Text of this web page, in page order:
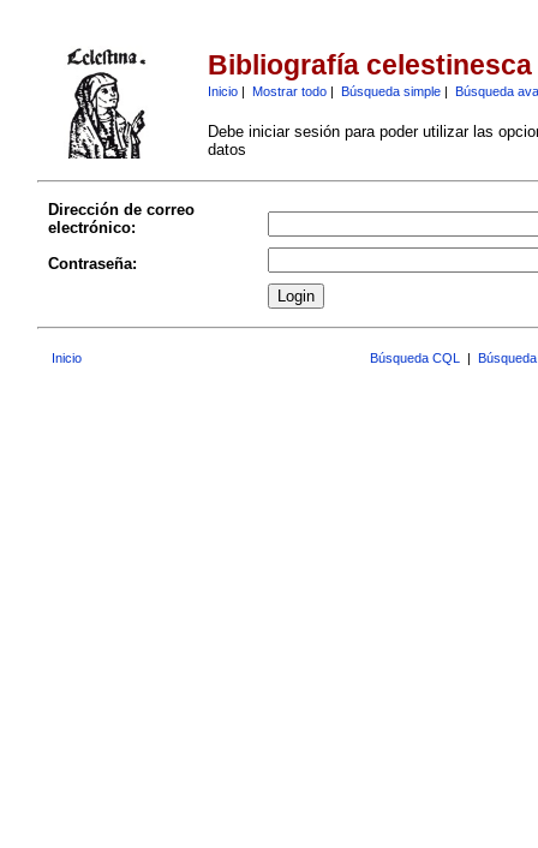
Bibliografía celestinesca
Inicio| Mostrar todo| Búsqueda simple| Búsqueda
Debe iniciar sesión para poder utilizar las
datos
Dirección de correo
electrónico:
Contraseña:
Inicio Búsqueda CQL |